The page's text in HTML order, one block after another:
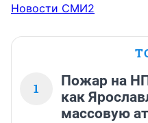
невозможно в них
довольно большое пятно
растворяющимся
Новости СМИ2
1
Пожар на
как
массовую